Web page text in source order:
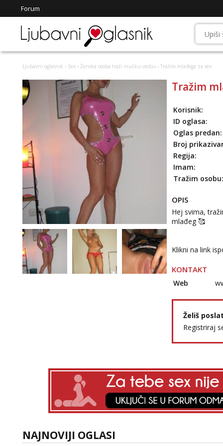
Forum
Ljubavni oglasnik › Sex › Ženska osoba traži mušku osobu › Tražim mlađega za sex
Tražim
Korisnik:
ID oglasa:
Oglas predan:
Broj
Regija:
Imam:
Tražim osobu:
OPIS
Hej svima,
mlađeg 🥰
Klikni na link
KONTAKT
Web
Želiš
Registriraj
NAJNOVIJI OGLASI